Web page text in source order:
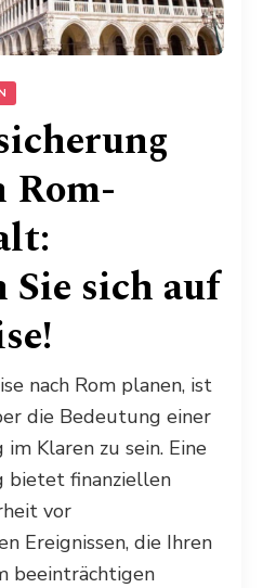
Sie sich auf
nach Rom planen, ist
die Bedeutung einer
im Klaren zu sein. Eine
bietet finanziellen
vor
Ereignissen, die Ihren
beeinträchtigen